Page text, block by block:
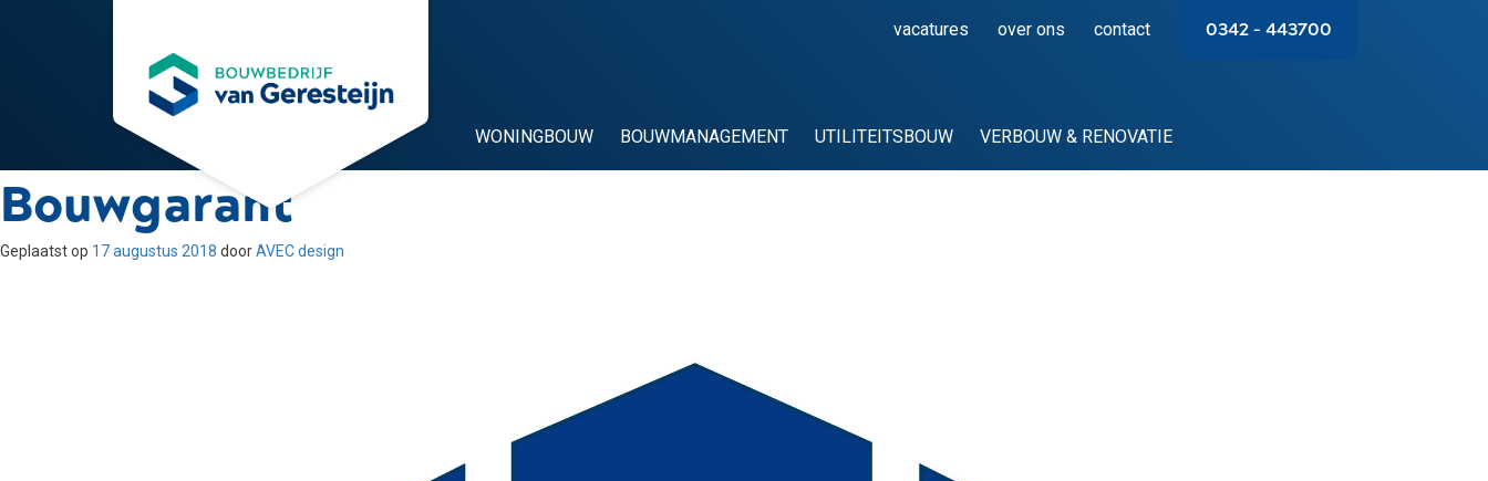
vacatures over ons contact 0342 – 443700
WONINGBOUW BOUWMANAGEMENT UTILITEITSBOUW VERBOUW & RENOVATIE
Bouwgarant
Geplaatst op 17 augustus 2018 doorAVEC design